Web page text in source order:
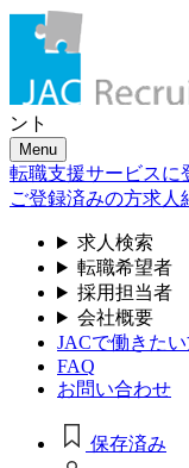
ント
Menu
転職支援サービスに
ご登録済みの方求人
求人検索
転職希望者
採用担当者
会社概要
JACで働きた
FAQ
お問い合わせ
保存済み